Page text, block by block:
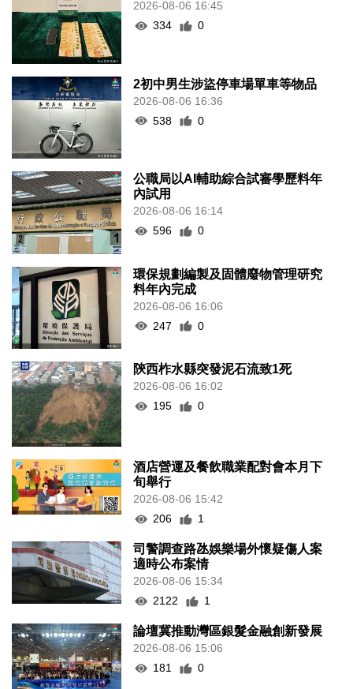
2026-08-06 16:45
334
0
2初中男生涉盜停車場單車等物品
2026-08-06 16:36
538
0
公職局以AI輔助綜合試審學歷料年
內試用
2026-08-06 16:14
596
0
環保規劃編製及固體廢物管理研究
料年內完成
2026-08-06 16:06
247
0
陝西柞水縣突發泥石流致1死
2026-08-06 16:02
195
0
酒店營運及餐飲職業配對會本月下
旬舉行
2026-08-06 15:42
206
1
司警調查路氹娛樂場外懷疑傷人案
適時公布案情
2026-08-06 15:34
2122
1
論壇冀推動灣區銀髮金融創新發展
2026-08-06 15:06
181
0